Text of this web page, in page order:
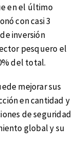
en el último
con casi 3
inversión
pesquero el
del total.
mejorar sus
en cantidad y
de seguridad
global y su